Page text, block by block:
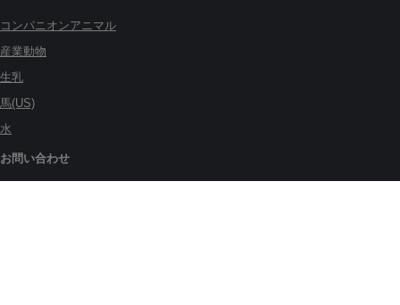
コンパニオンアニマル
産業動物
生乳
馬(US)
水
お問い合わせ